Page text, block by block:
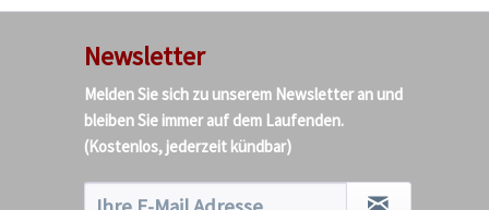
Newsletter
Melden Sie sich zu unserem Newsletter an und
bleiben Sie immer auf dem Laufenden.
(Kostenlos, jederzeit kündbar)